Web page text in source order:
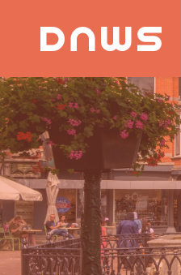
NIEUWE